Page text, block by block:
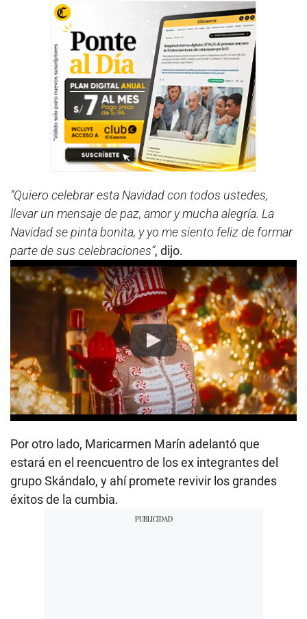
“Quiero celebrar esta Navidad con todos ustedes,
llevar un mensaje de paz, amor y mucha alegría. La
Navidad se pinta bonita, y yo me siento feliz de formar
parte de sus celebraciones”, dijo.
Play
Por otro lado, Maricarmen Marín adelantó que
estará en el reencuentro de los ex integrantes del
grupo Skándalo, y ahí promete revivir los grandes
éxitos de la cumbia.